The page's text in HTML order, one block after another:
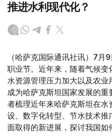
推进水利现代化？
（哈萨克国际通讯社讯）7月
职业节。近年来，随着气候
水资源管理压力加大以及农
成为哈萨克斯坦国家发展的
者梳理近年来哈萨克斯坦在
设、数字化转型、节水技术
面取得的新进展，探讨我国如